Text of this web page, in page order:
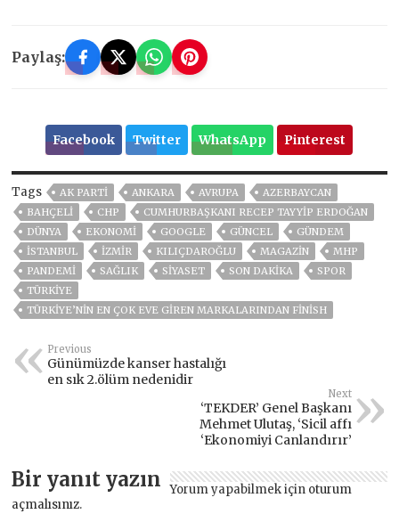
Paylaş:
Facebook Twitter WhatsApp Pinterest
Tags AK PARTİ ANKARA AVRUPA
AZERBAYCAN
BAHÇELİ
CHP
CUMHURBAŞKANI RECEP TAYYIP ERDOĞAN
DÜNYA
EKONOMİ GOOGLE GÜNCEL
GÜNDEM
ISTANBUL
İZMIR KILIÇDAROĞLU MAGAZİN
MHP
PANDEMİ
SAĞLIK SİYASET SON DAKIKA
SPOR
TÜRKİYE
TÜRKIYE’NIN EN ÇOK EVE GIREN MARKALARINDAN FINISH
Previous
Günümüzde kanser hastalığı
en sık 2.ölüm nedenidir
Next
‘TEKDER’ Genel Başkanı
Mehmet Ulutaş, ‘Sicil affı
‘Ekonomiyi Canlandırır’
Bir yanıt yazın Yorum yapabilmek için oturum
açmalısınız.